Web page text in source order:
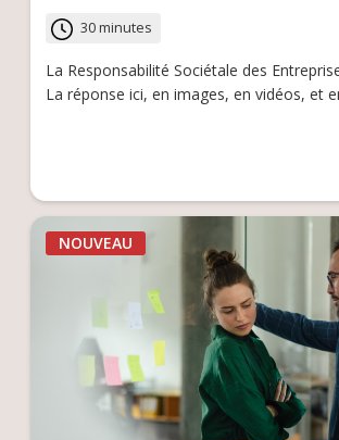
30 minutes
La Responsabilité Sociétale des
La réponse ici, en images, en vidéos, et
NOUVEAU